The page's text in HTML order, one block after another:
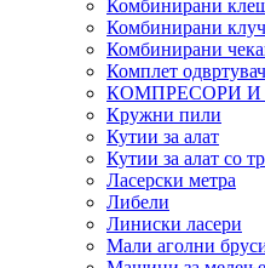
Комбинирани
Комбинирани
Комбинирани
Комплет
КОМПРЕСОРИ
Кружни пили
Кутии за алат
Кутии за алат со
Ласерски метра
Либели
Линиски ласери
Мали аголни